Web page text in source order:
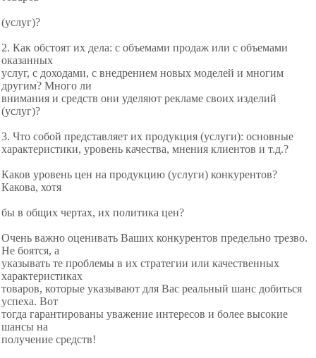
(услуг)?
2. Как обстоят их дела: с объемами продаж или с объемами
оказанных
услуг, с доходами, с внедрением новых моделей и многим
другим? Много ли
внимания и средств они уделяют рекламе своих изделий
(услуг)?
3. Что собой представляет их продукция (услуги): основные
характеристики, уровень качества, мнения клиентов и т.д.?
Каков уровень цен на продукцию (услуги) конкурентов?
Какова, хотя
бы в общих чертах, их политика цен?
Очень важно оценивать Ваших конкурентов предельно трезво.
Не боятся, а
указывать те проблемы в их стратегии или качественных
характеристиках
товаров, которые указывают для Вас реальный шанс добиться
успеха. Вот
тогда гарантированы уважение интересов и более высокие
шансы на
получение средств!